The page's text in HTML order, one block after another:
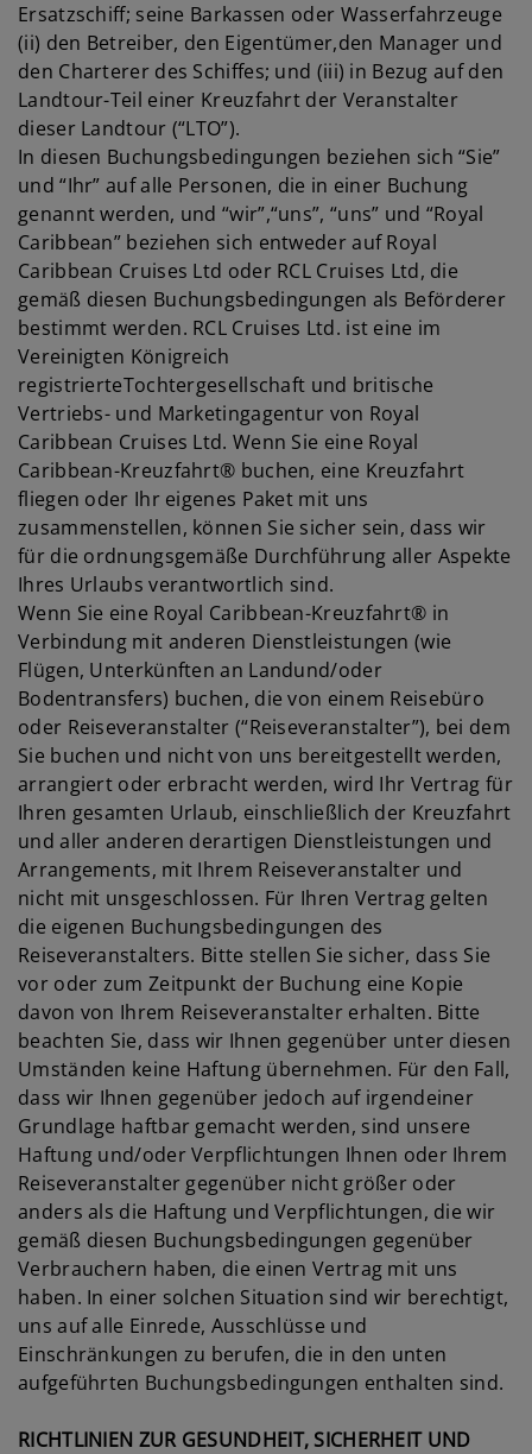
Ersatzschiff; seine Barkassen oder Wasserfahrzeuge
(ii) den Betreiber, den Eigentümer,den Manager und
den Charterer des Schiffes; und (iii) in Bezug auf den
Landtour-Teil einer Kreuzfahrt der Veranstalter
dieser Landtour (“LTO”).
In diesen Buchungsbedingungen beziehen sich “Sie”
und “Ihr” auf alle Personen, die in einer Buchung
genannt werden, und “wir”,“uns”, “uns” und “Royal
Caribbean” beziehen sich entweder auf Royal
Caribbean Cruises Ltd oder RCL Cruises Ltd, die
gemäß diesen Buchungsbedingungen als Beförderer
bestimmt werden. RCL Cruises Ltd. ist eine im
Vereinigten Königreich
registrierteTochtergesellschaft und britische
Vertriebs- und Marketingagentur von Royal
Caribbean Cruises Ltd. Wenn Sie eine Royal
Caribbean-Kreuzfahrt® buchen, eine Kreuzfahrt
fliegen oder Ihr eigenes Paket mit uns
zusammenstellen, können Sie sicher sein, dass wir
für die ordnungsgemäße Durchführung aller Aspekte
Ihres Urlaubs verantwortlich sind.
Wenn Sie eine Royal Caribbean-Kreuzfahrt® in
Verbindung mit anderen Dienstleistungen (wie
Flügen, Unterkünften an Landund/oder
Bodentransfers) buchen, die von einem Reisebüro
oder Reiseveranstalter (“Reiseveranstalter”), bei dem
Sie buchen und nicht von uns bereitgestellt werden,
arrangiert oder erbracht werden, wird Ihr Vertrag für
Ihren gesamten Urlaub, einschließlich der Kreuzfahrt
und aller anderen derartigen Dienstleistungen und
Arrangements, mit Ihrem Reiseveranstalter und
nicht mit unsgeschlossen. Für Ihren Vertrag gelten
die eigenen Buchungsbedingungen des
Reiseveranstalters. Bitte stellen Sie sicher, dass Sie
vor oder zum Zeitpunkt der Buchung eine Kopie
davon von Ihrem Reiseveranstalter erhalten. Bitte
beachten Sie, dass wir Ihnen gegenüber unter diesen
Umständen keine Haftung übernehmen. Für den Fall,
dass wir Ihnen gegenüber jedoch auf irgendeiner
Grundlage haftbar gemacht werden, sind unsere
Haftung und/oder Verpflichtungen Ihnen oder Ihrem
Reiseveranstalter gegenüber nicht größer oder
anders als die Haftung und Verpflichtungen, die wir
gemäß diesen Buchungsbedingungen gegenüber
Verbrauchern haben, die einen Vertrag mit uns
haben. In einer solchen Situation sind wir berechtigt,
uns auf alle Einrede, Ausschlüsse und
Einschränkungen zu berufen, die in den unten
aufgeführten Buchungsbedingungen enthalten sind.
RICHTLINIEN ZUR GESUNDHEIT, SICHERHEIT UND